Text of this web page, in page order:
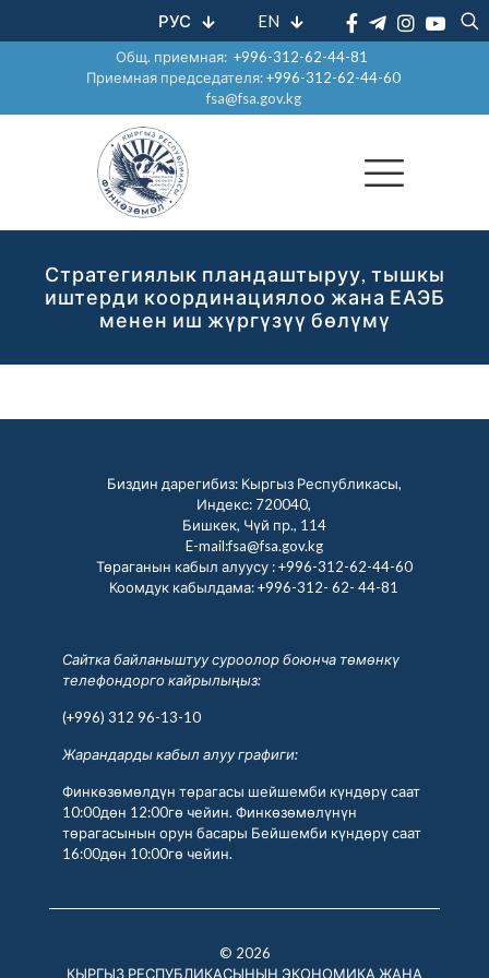
РУС EN
Общ. приемная:+996-312-62-44-81
Приемная председателя:+996-312-62-44-60
fsa@fsa.gov.kg
Стратегиялык пландаштыруу, тышкы
иштерди координациялоо жана ЕАЭБ
менен иш жүргүзүү бөлүмү
Биздин дарегибиз: Кыргыз Республикасы,
Индекс: 720040,
Бишкек, Чүй пр., 114
E-mail:fsa@fsa.gov.kg
Төраганын кабыл алуусу :+996-312-62-44-60
Коомдук кабылдама:+996-312- 62- 44-81
Сайтка байланыштуу суроолор боюнча төмөнкү
телефондорго кайрылыңыз:
(+996) 312 96-13-10
Жарандарды кабыл алуу графиги:
Финкөзөмөлдүн төрагасы шейшемби күндөрү саат
10:00дөн 12:00гө чейин. Финкөзөмөлүнүн
төрагасынын орун басары Бейшемби күндөрү саат
16:00дөн 10:00гө чейин.
© 2026
КЫРГЫЗ РЕСПУБЛИКАСЫНЫН ЭКОНОМИКА ЖАНА